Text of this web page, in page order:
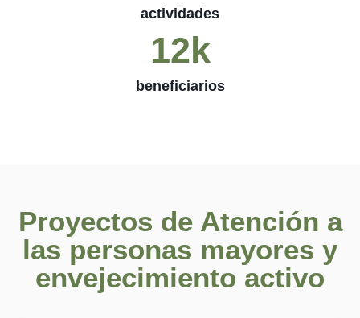
actividades
beneficiarios
12k
Proyectos de Atención a
las personas mayores y
envejecimiento activo